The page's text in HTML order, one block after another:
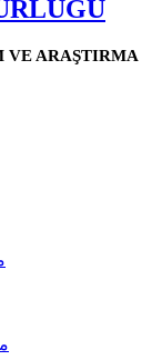
VE ARAŞTIRMA